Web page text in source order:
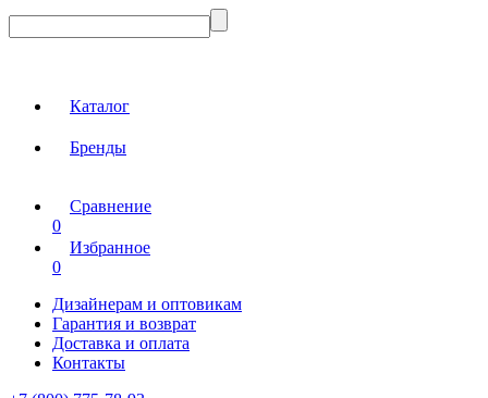
Каталог
Бренды
Сравнение
0
Избранное
0
Дизайнерам и оптовикам
Гарантия и возврат
Доставка и оплата
Контакты